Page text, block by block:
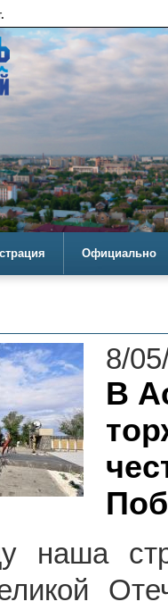
Официально
8/
В
наша